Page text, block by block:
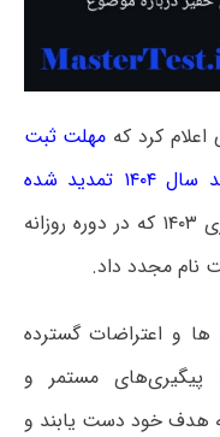
کرد که مهلت ثبت
نام در آزمون دکتری تخصصی و ارشد سال ۱۴۰۴ تمدید شده
و به پذیرفته شدگان آزمون دکتری ۱۴۰۳ که در دوره روزانه
نام مجدد داد.
و اعتراضات گسترده
پیگیری‌های مستمر و
هدف خود دست یابند و